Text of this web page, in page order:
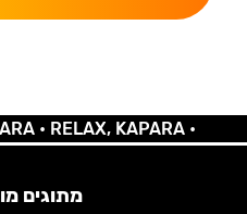
RELAX, KAPARA •
מתוגים